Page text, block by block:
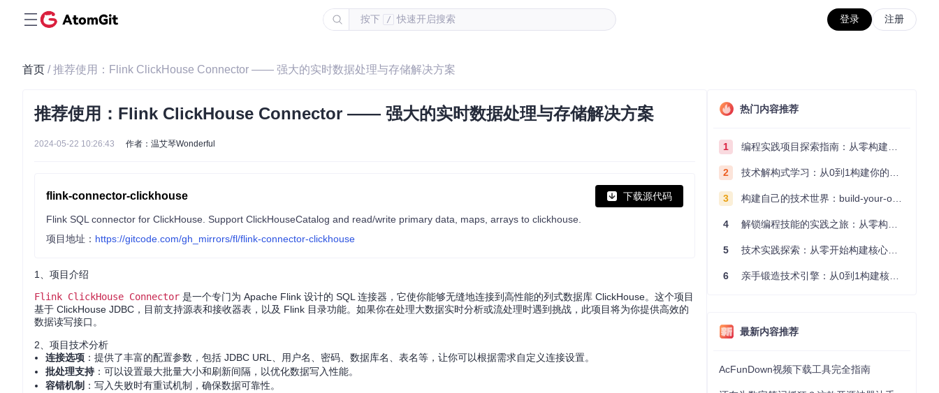
按下 / 快速开启搜索 登录 注册
首页 / 推荐使用：Flink ClickHouse Connector —— 强大的实时数据处理与存储解决方案
推荐使用：Flink ClickHouse Connector —— 强大的实时数据处理与存储解决方案
2024-05-22 10:26:43 作者：温艾琴Wonderful
flink-connector-clickhouse 下载源代码
Flink SQL connector for ClickHouse. Support ClickHouseCatalog and read/write primary data, maps, arrays to clickhouse.
项目地址： https://gitcode.com/gh_mirrors/fl/flink-connector-clickhouse
1、项目介绍
Flink ClickHouse Connector 是一个专门为 Apache Flink 设计的 SQL 连接器，它使你能够无缝地连接到高性能的列式数据库 ClickHouse。这个项目
基于 ClickHouse JDBC，目前支持源表和接收器表，以及 Flink 目录功能。如果你在处理大数据实时分析或流处理时遇到挑战，此项目将为你提供高效的
数据读写接口。
2、项目技术分析
连接选项 ：提供了丰富的配置参数，包括 JDBC URL、用户名、密码、数据库名、表名等，让你可以根据需求自定义连接设置。
批处理支持 ：可以设置最大批量大小和刷新间隔，以优化数据写入性能。
容错机制 ：写入失败时有重试机制，确保数据可靠性。
热门内容推荐
1 编程实践项目探索指南：从零构建技术能力体系
2 技术解构式学习：从0到1构建你的编程知识体系
3 构建自己的技术世界：build-your-own-x项目的实践探索指南
4 解锁编程技能的实践之旅：从零构建你的技术世界
5 技术实践探索：从零开始构建核心系统的实践指南
6 亲手锻造技术引擎：从0到1构建核心系统的实践指南
最新内容推荐
AcFunDown视频下载工具完全指南